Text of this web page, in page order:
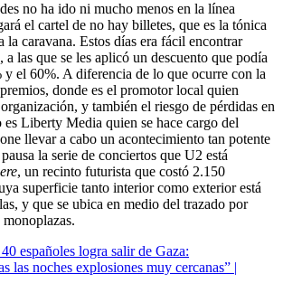
no ha ido ni mucho menos en la línea
el cartel de no hay billetes, que es la tónica
la caravana. Estos días era fácil encontrar
a las que se les aplicó un descuento que podía
y el 60%. A diferencia de lo que ocurre con la
donde es el promotor local quien
y también el riesgo de pérdidas en
es Liberty Media quien se hace cargo del
llevar a cabo un acontecimiento tan potente
la serie de conciertos que U2 está
, un recinto futurista que costó 2.150
superficie tanto interior como exterior está
y que se ubica en medio del trazado por
españoles logra salir de Gaza:
las noches explosiones muy cercanas” |